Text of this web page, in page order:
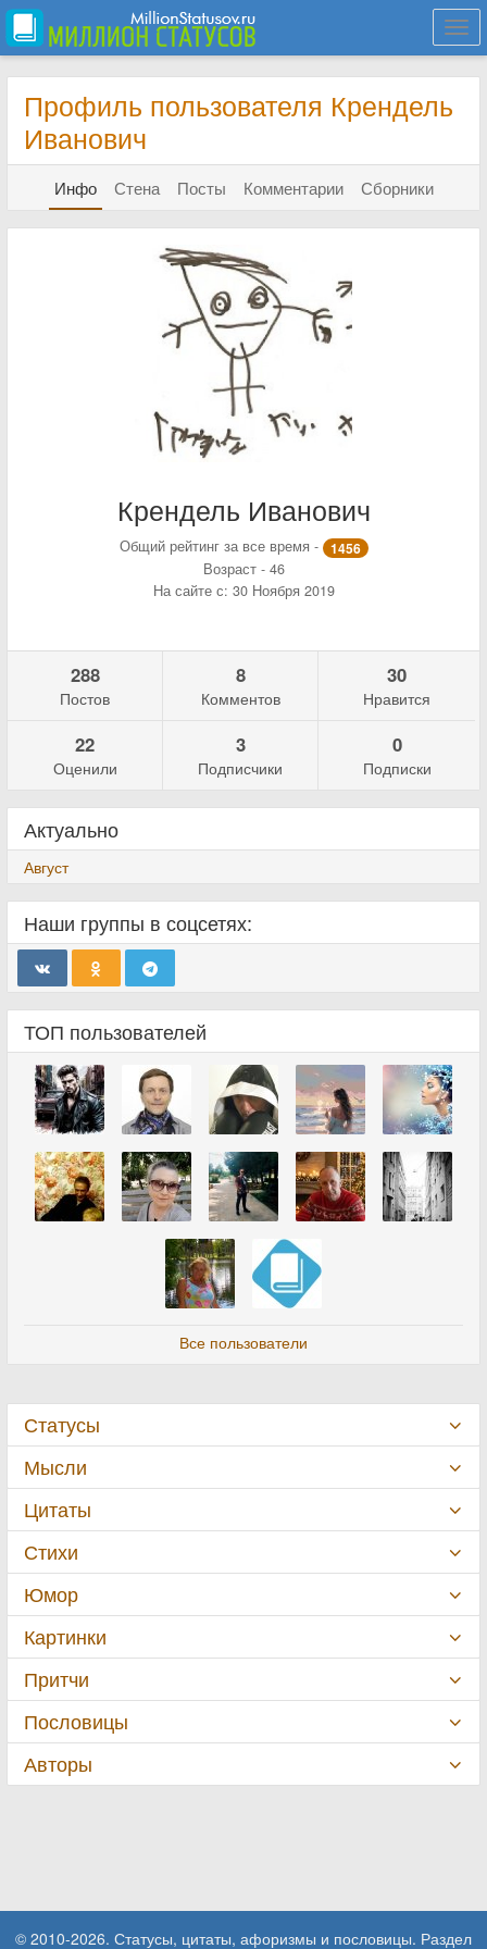
Профиль пользователя Крендель
Иванович
Инфо Стена Посты Комментарии Сборники
Крендель Иванович
Общий рейтинг за все время -
1456
Возраст - 46
На сайте с: 30 Ноября 2019
288
Постов
8
Комментов
30
Нравится
22
Оценили
3
Подписчики
0
Подписки
Актуально
Август
Наши группы в соцсетях:
ТОП пользователей
Все пользователи
Статусы
Мысли
Цитаты
Стихи
Юмор
Картинки
Притчи
Пословицы
Авторы
© 2010-2026. Статусы, цитаты, афоризмы и пословицы. Раздел